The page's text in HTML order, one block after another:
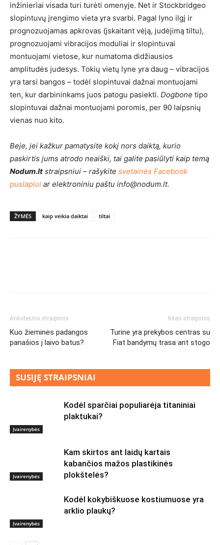
inžinieriai visada turi turėti omenyje. Net ir Stockbridgeo
slopintuvų įrengimo vieta yra svarbi. Pagal lyno ilgį ir
prognozuojamas apkrovas (įskaitant vėją, judėjimą tiltu),
prognozuojami vibracijos moduliai ir slopintuvai
montuojami vietose, kur numatoma didžiausios
amplitudės judesys. Tokių vietų lyne yra daug – vibracijos
yra tarsi bangos – todėl slopintuvai dažnai montuojami
ten, kur darbininkams juos patogu pasiekti. Dogbone tipo
slopintuvai dažnai montuojami poromis, per 90 laipsnių
vienas nuo kito.
Beje, jei kažkur pamatysite kokį nors daiktą, kurio
paskirtis jums atrodo neaiški, tai galite pasiūlyti kaip temą
Nodum.lt straipsniui – rašykite svetainės Facebook
puslapiui ar elektroniniu paštu info@nodum.lt.
ŽYMĖS kaip veikia daiktai tiltai
Ankstesnis straipsnis
Kuo žieminės padangos
panašios į laivo batus?
Kitas straipsnis
Turine yra prekybos centras su
Fiat bandymų trasa ant stogo
SUSIJĘ STRAIPSNIAI
Įvairenybės
Kodėl sparčiai populiarėja titaniniai
plaktukai?
Įvairenybės
Kam skirtos ant laidų kartais
kabančios mažos plastikinės
plokštelės?
Įvairenybės
Kodėl kokybiškuose kostiumuose yra
arklio plaukų?